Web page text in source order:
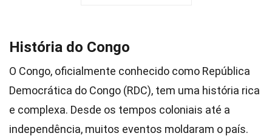
História do Congo
O Congo, oficialmente conhecido como República
Democrática do Congo (RDC), tem uma história rica
e complexa. Desde os tempos coloniais até a
independência, muitos eventos moldaram o país.